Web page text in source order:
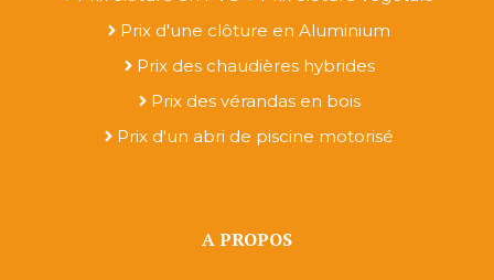
Prix d'une clôture en Aluminium
Prix des chaudières hybrides
Prix des vérandas en bois
Prix d'un abri de piscine motorisé
A PROPOS